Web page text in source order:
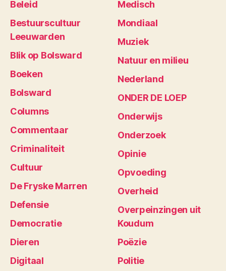
Beleid
Bestuurscultuur
Leeuwarden
Blik op Bolsward
Boeken
Bolsward
Columns
Commentaar
Criminaliteit
Cultuur
De Fryske Marren
Defensie
Democratie
Dieren
Digitaal
Medisch
Mondiaal
Muziek
Natuur en milieu
Nederland
ONDER DE LOEP
Onderwijs
Onderzoek
Opinie
Opvoeding
Overheid
Overpeinzingen uit
Koudum
Poëzie
Politie